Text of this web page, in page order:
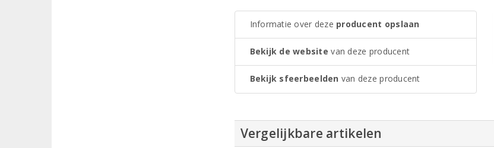
Informatie over deze producent opslaan
Bekijk de website van deze producent
Bekijk sfeerbeelden van deze producent
Vergelijkbare artikelen